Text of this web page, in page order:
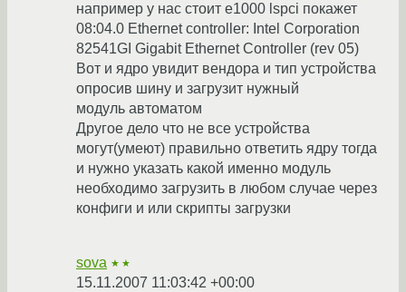
например у нас стоит e1000 lspci покажет
08:04.0 Ethernet controller: Intel Corporation
82541GI Gigabit Ethernet Controller (rev 05)
Вот и ядро увидит вендора и тип устройства
опросив шину и загрузит нужный
модуль автоматом
Другое дело что не все устройства
могут(умеют) правильно ответить ядру тогда
и нужно указать какой именно модуль
необходимо загрузить в любом случае через
конфиги и или скрипты загрузки
sova ★★
15.11.2007 11:03:42 +00:00